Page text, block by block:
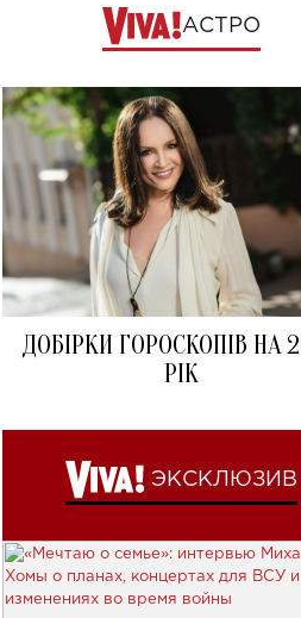
АСТРО
ДОБІРКИ ГОРОСКОПІВ НА
РІК
ЭКСКЛЮЗИВ